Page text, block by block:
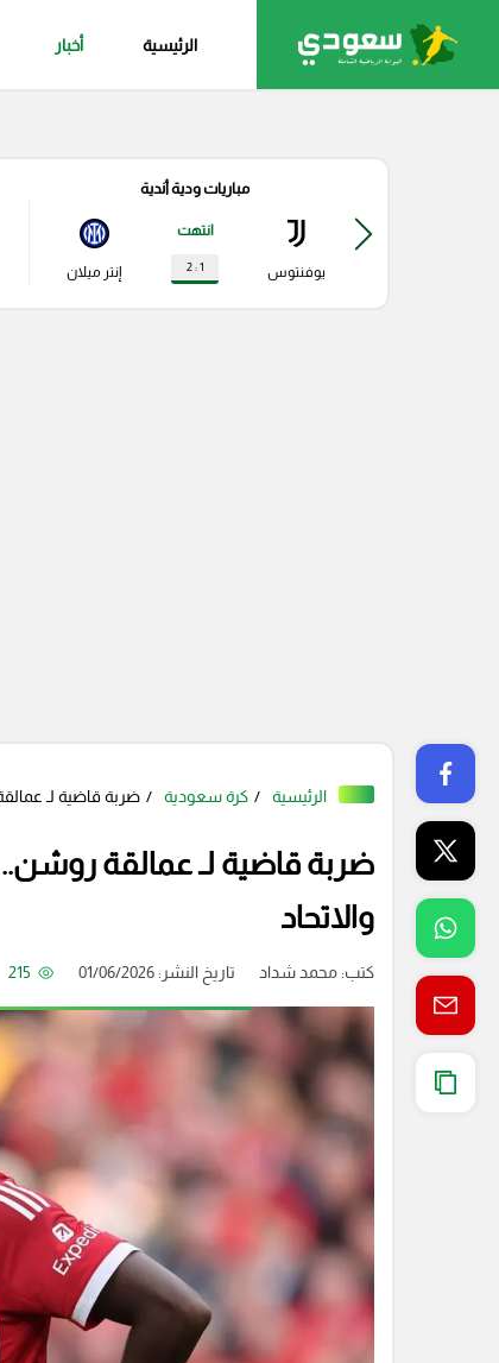
الرئيسية أخبار
مباريات ودية أندية
يوفنتوس
انتهت
1 : 2 إنتر ميلان
الرئيسية كرة سعودية ضربة قاضية لـ
ضربة قاضية لـ عمالقة
والاتحاد
كتب:محمد شداد تاريخ النشر: 01/06/2026 215